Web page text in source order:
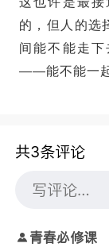
的，但人的选
间能不能走
——能不能一起
共3条评论
青春必修课